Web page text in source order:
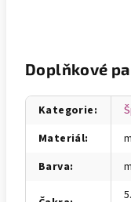
Doplňkové
Kategorie:
Materiál:
Barva: